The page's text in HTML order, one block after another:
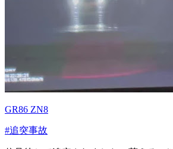
GR86 ZN8
#追突事故